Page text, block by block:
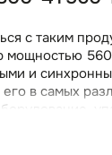
с таким
и
его в самых
и множество